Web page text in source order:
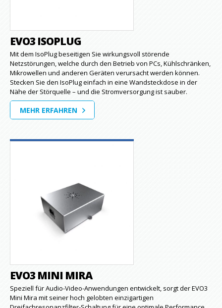
EVO3 ISOPLUG
Mit dem IsoPlug beseitigen Sie wirkungsvoll störende
Netzstörungen, welche durch den Betrieb von PCs, Kühlschränken,
Mikrowellen und anderen Geräten verursacht werden können.
Stecken Sie den IsoPlug einfach in eine Wandsteckdose in der
Nähe der Störquelle – und die Stromversorgung ist sauber.
MEHR ERFAHREN
EVO3 MINI MIRA
Speziell für Audio-Video-Anwendungen entwickelt, sorgt der EVO3
Mini Mira mit seiner hoch gelobten einzigartigen